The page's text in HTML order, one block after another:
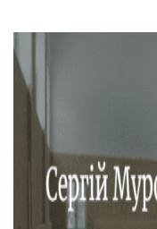
Про нас
Бюджет
Тендери